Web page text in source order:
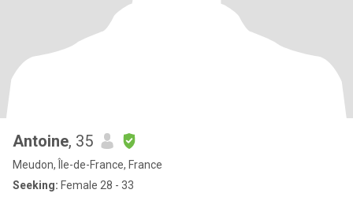
Antoine, 35
Meudon, Île-de-France, France
Seeking: Female 28 - 33